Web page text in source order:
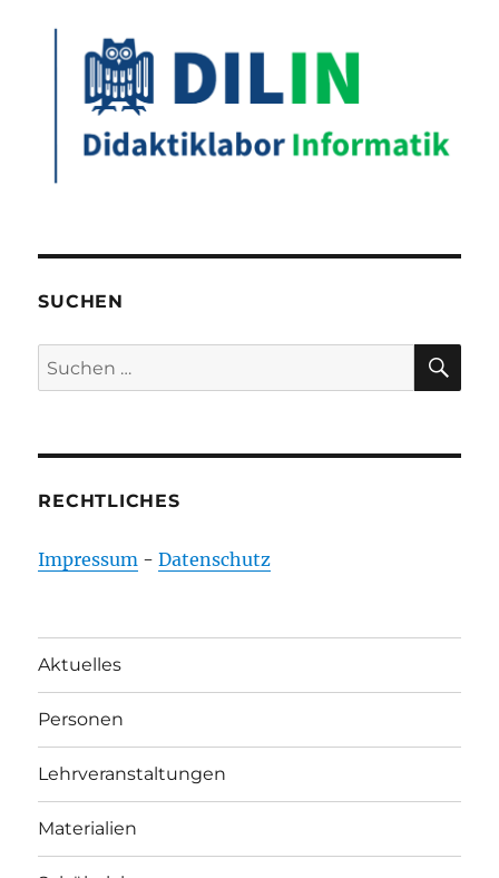
SUCHEN
Suchen
nach:
RECHTLICHES
Impressum -Datenschutz
Aktuelles
Personen
Lehrveranstaltungen
Materialien